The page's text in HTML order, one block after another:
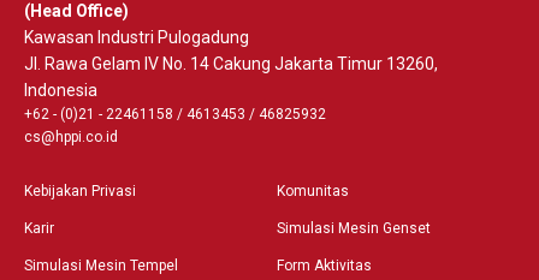
(Head Office)
Kawasan Industri Pulogadung
Jl. Rawa Gelam IV No. 14 Cakung Jakarta Timur 13260,
Indonesia
+62 - (0)21 - 22461158 / 4613453 / 46825932
cs@hppi.co.id
Kebijakan Privasi Komunitas
Karir Simulasi Mesin Genset
Simulasi Mesin Tempel Form Aktivitas